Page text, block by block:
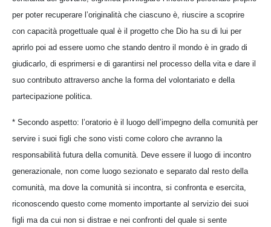
per poter recuperare l’originalità che ciascuno è, riuscire a scoprire
con capacità progettuale qual è il progetto che Dio ha su di lui per
aprirlo poi ad essere uomo che stando dentro il mondo è in grado di
giudicarlo, di esprimersi e di garantirsi nel processo della vita e dare il
suo contributo attraverso anche la forma del volontariato e della
partecipazione politica.
* Secondo aspetto: l’oratorio è il luogo dell’impegno della comunità per
servire i suoi figli che sono visti come coloro che avranno la
responsabilità futura della comunità. Deve essere il luogo di incontro
generazionale, non come luogo sezionato e separato dal resto della
comunità, ma dove la comunità si incontra, si confronta e esercita,
riconoscendo questo come momento importante al servizio dei suoi
figli ma da cui non si distrae e nei confronti del quale si sente